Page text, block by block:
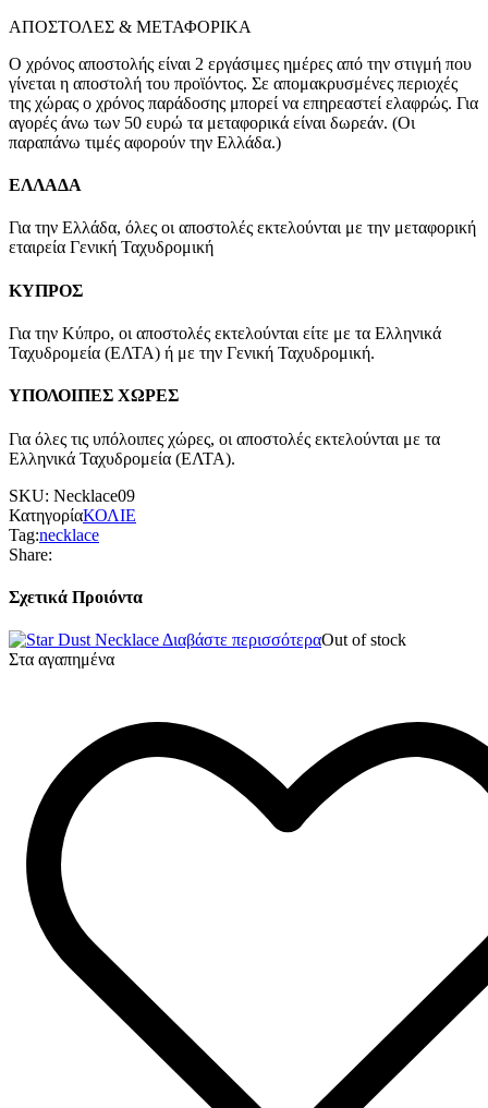
ΑΠΟΣΤΟΛΕΣ & ΜΕΤΑΦΟΡΙΚΑ
Ο χρόνος αποστολής είναι 2 εργάσιμες ημέρες από την στιγμή που
γίνεται η αποστολή του προϊόντος. Σε απομακρυσμένες περιοχές
της χώρας ο χρόνος παράδοσης μπορεί να επηρεαστεί ελαφρώς. Για
αγορές άνω των 50 ευρώ τα μεταφορικά είναι δωρεάν. (Οι
παραπάνω τιμές αφορούν την Ελλάδα.)
ΕΛΛΑΔΑ
Για την Ελλάδα, όλες οι αποστολές εκτελούνται με την μεταφορική
εταιρεία Γενική Ταχυδρομική
ΚΥΠΡΟΣ
Για την Κύπρο, οι αποστολές εκτελούνται είτε με τα Ελληνικά
Ταχυδρομεία (ΕΛΤΑ) ή με την Γενική Ταχυδρομική.
ΥΠΟΛΟΙΠΕΣ ΧΩΡΕΣ
Για όλες τις υπόλοιπες χώρες, οι αποστολές εκτελούνται με τα
Ελληνικά Ταχυδρομεία (ΕΛΤΑ).
SKU: Necklace09
ΚατηγορίαΚΟΛΙΕ
Tag:necklace
Share:
Σχετικά Προιόντα
Διαβάστε περισσότεραOut of stock
Στα αγαπημένα